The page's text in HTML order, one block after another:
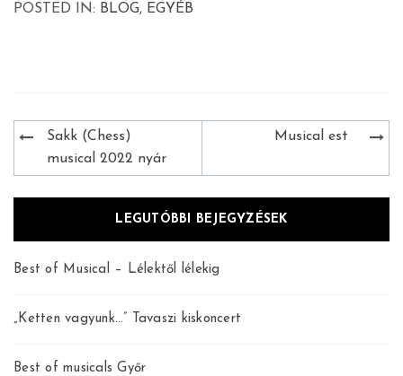
POSTED IN: BLOG, EGYÉB
Bejegyzés
navigáció
Sakk (Chess)
musical 2022 nyár
Musical est
LEGUTÓBBI BEJEGYZÉSEK
Best of Musical – Lélektől lélekig
„Ketten vagyunk…” Tavaszi kiskoncert
Best of musicals Győr